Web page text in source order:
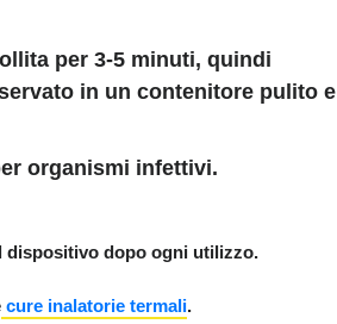
per 3-5 minuti, quindi
in un contenitore pulito e
organismi infettivi.
dispositivo dopo ogni utilizzo.
cure inalatorie termali.